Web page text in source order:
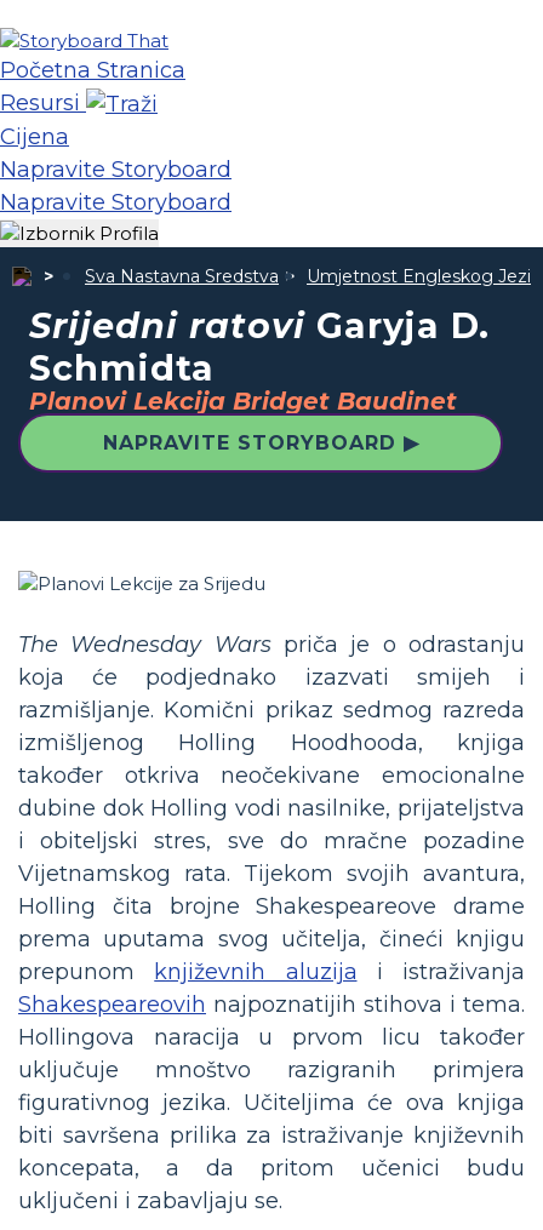
Početna Stranica
Resursi
Cijena
Napravite Storyboard
Napravite Storyboard
Sva Nastavna Sredstva Umjetnost Engleskog
Srijedni ratovi Garyja D.
Schmidta
Planovi Lekcija Bridget Baudinet
NAPRAVITE STORYBOARD ▶
The Wednesday Warspriča je o odrastanju
koja će podjednako izazvati smijeh i
razmišljanje. Komični prikaz sedmog razreda
izmišljenog Holling Hoodhooda, knjiga
također otkriva neočekivane emocionalne
dubine dok Holling vodi nasilnike, prijateljstva
i obiteljski stres, sve do mračne pozadine
Vijetnamskog rata. Tijekom svojih avantura,
Holling čita brojne Shakespeareove drame
prema uputama svog učitelja, čineći knjigu
prepunom
književnih aluzija i istraživanja
Shakespeareovih najpoznatijih stihova i tema.
Hollingova naracija u prvom licu također
uključuje mnoštvo razigranih primjera
figurativnog jezika. Učiteljima će ova knjiga
biti savršena prilika za istraživanje književnih
koncepata, a da pritom učenici budu
uključeni i zabavljaju se.